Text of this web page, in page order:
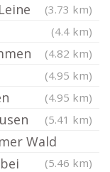
(3.73 km)
(4.4 km)
(4.82 km)
(4.95 km)
(4.95 km)
(5.41 km)
Wald
(5.46 km)